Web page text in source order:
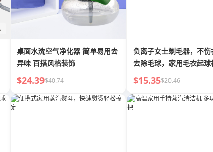
桌面水洗空气净化器 简单易用去
异味 百搭风格装饰
$24.39$40.74
负离子女士剃毛器，不伤
去除毛球，家用毛衣起球
奇妙的绒毛去除器
$15.35$20.46